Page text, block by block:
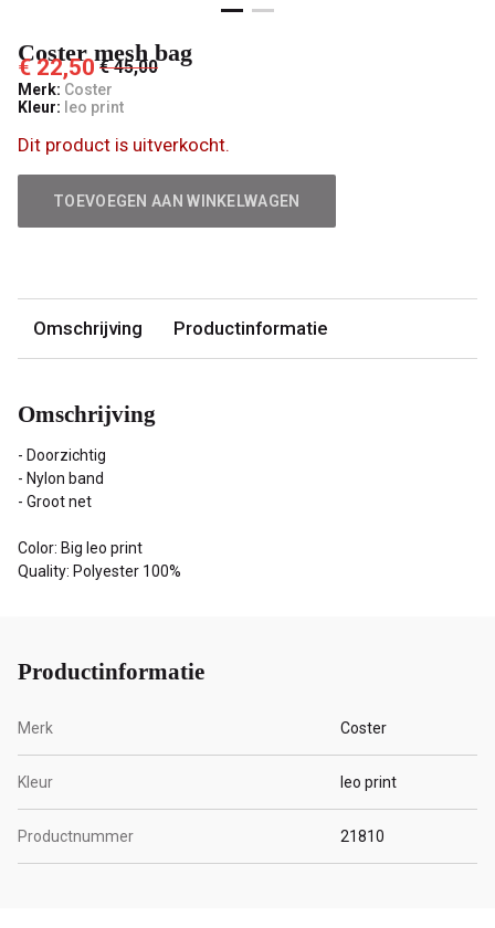
Coster mesh bag
€ 22,50 € 45,00
Merk: Coster
Kleur: leo print
Dit product is uitverkocht.
TOEVOEGEN AAN WINKELWAGEN
Omschrijving Productinformatie
Omschrijving
- Doorzichtig
- Nylon band
- Groot net
Color: Big leo print
Quality: Polyester 100%
Productinformatie
Merk Coster
Kleur leo print
Productnummer 21810